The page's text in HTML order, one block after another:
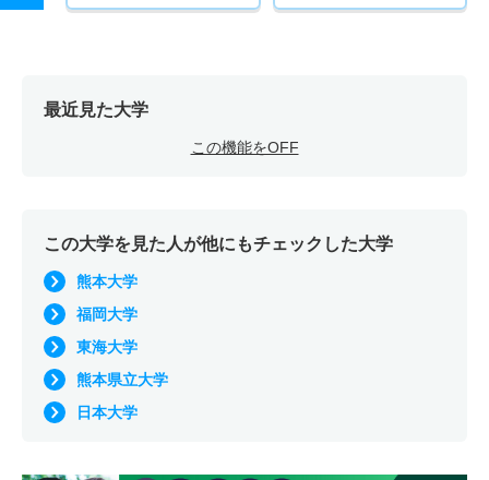
最近見た大学
この機能をOFF
この大学を見た人が他にもチェックした大学
熊本大学
福岡大学
東海大学
熊本県立大学
日本大学